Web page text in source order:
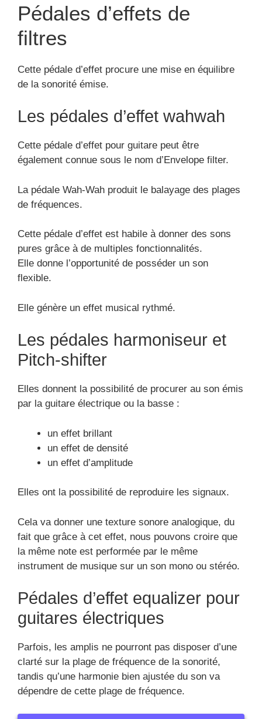
Pédales d’effets de
filtres
Cette pédale d’effet procure une mise en équilibre
de la sonorité émise.
Les pédales d’effet wahwah
Cette pédale d’effet pour guitare peut être
également connue sous le nom d’Envelope filter.
La pédale Wah-Wah produit le balayage des plages
de fréquences.
Cette pédale d’effet est habile à donner des sons
pures grâce à de multiples fonctionnalités.
Elle donne l’opportunité de posséder un son
flexible.
Elle génère un effet musical rythmé.
Les pédales harmoniseur et
Pitch-shifter
Elles donnent la possibilité de procurer au son émis
par la guitare électrique ou la basse :
un effet brillant
un effet de densité
un effet d’amplitude
Elles ont la possibilité de reproduire les signaux.
Cela va donner une texture sonore analogique, du
fait que grâce à cet effet, nous pouvons croire que
la même note est performée par le même
instrument de musique sur un son mono ou stéréo.
Pédales d’effet equalizer pour
guitares électriques
Parfois, les amplis ne pourront pas disposer d’une
clarté sur la plage de fréquence de la sonorité,
tandis qu’une harmonie bien ajustée du son va
dépendre de cette plage de fréquence.